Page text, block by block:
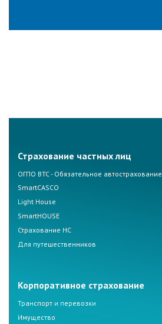
Страхование частных лиц
ОГПО ВТС - Обязательное автострахование
SmartCASCO
Light House
SmartHOUSE
Страхование НС
Для путешественников
Корпоративное страхование
Транспорт и перевозки
Имущество